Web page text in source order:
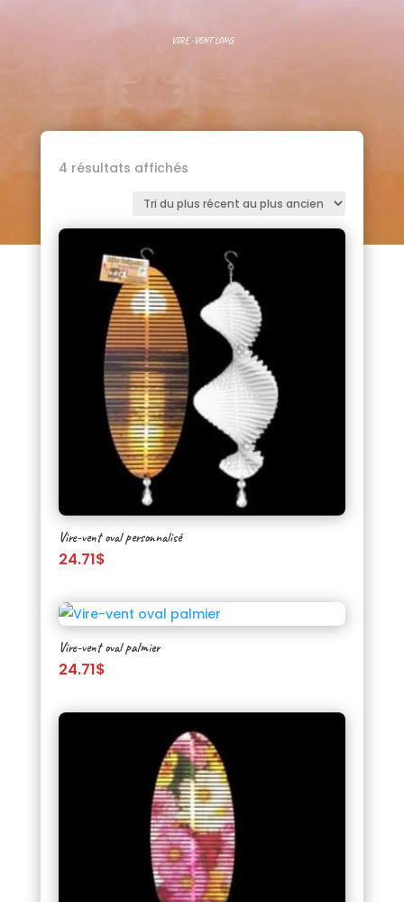
VIRE -VENT LONG
4 résultats affichésTrié
plus
récent
ancien
Vire-vent oval personnalisé
24.71$
Vire-vent oval palmier
24.71$